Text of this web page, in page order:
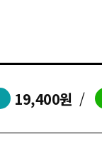
19,400원 /